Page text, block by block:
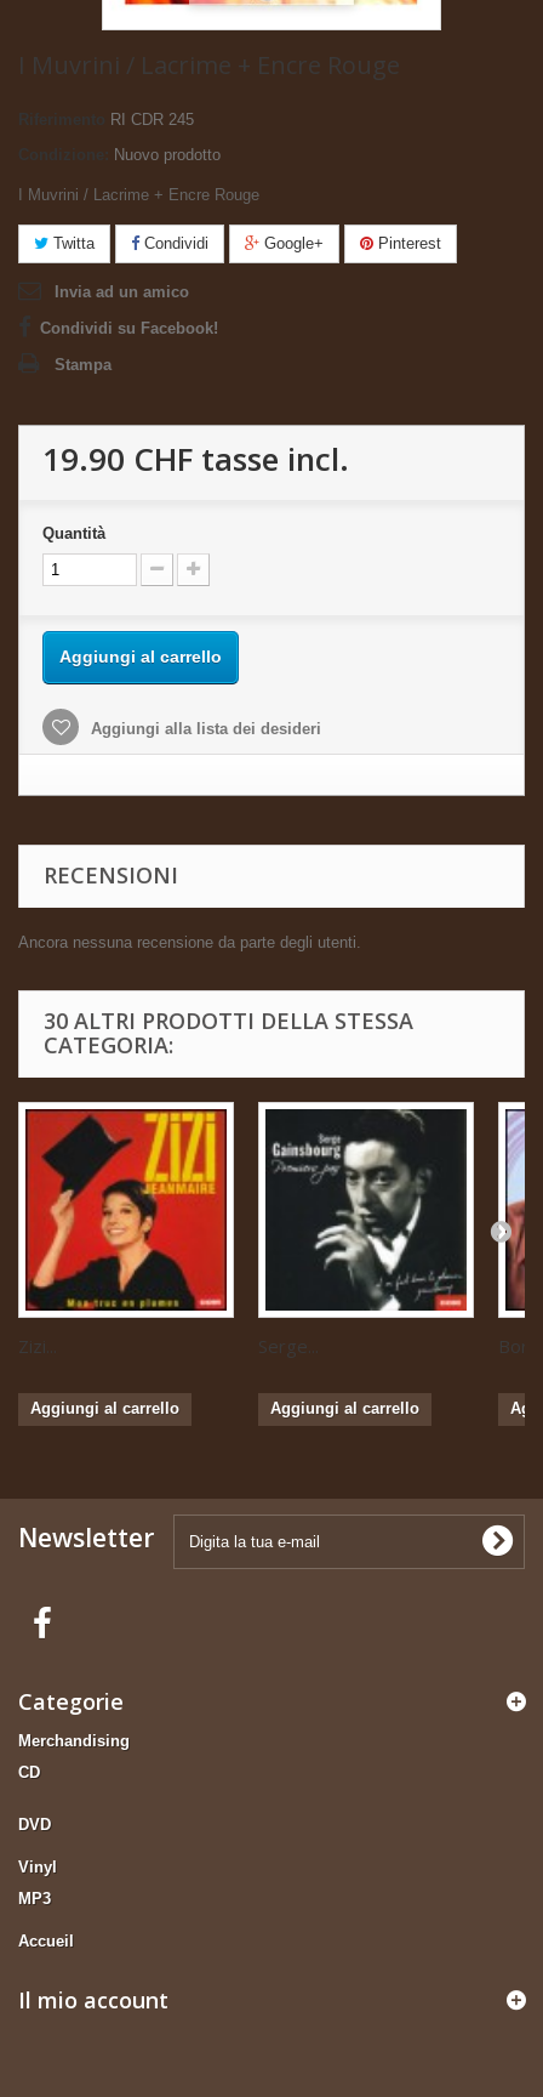
I Muvrini / Lacrime + Encre Rouge
Riferimento
RI CDR 245
Nuovo prodotto
I Muvrini / Lacrime + Encre Rouge
Twitta Condividi Google+ Pinterest
Invia ad un amico
Condividi su Facebook!
Stampa
19.90 CHF tasse incl.
Quantità
Aggiungi al carrello
Aggiungi alla lista dei desideri
RECENSIONI
Ancora nessuna recensione da parte degli utenti.
30 ALTRI PRODOTTI DELLA STESSA
CATEGORIA:
Zizi...
Aggiungi al carrello
Serge...
Aggiungi al carrello
Newsletter
Categorie
Merchandising
CD
DVD
Vinyl
MP3
Accueil
Il mio account